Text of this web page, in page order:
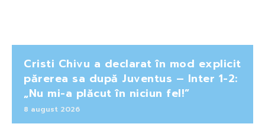
Cristi Chivu a declarat în mod explicit
părerea sa după Juventus – Inter 1-2:
„Nu mi-a plăcut în niciun fel!”
8 august 2026